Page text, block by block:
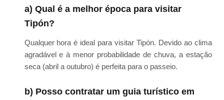
a) Qual é a melhor época para visitar
Tipón?
Qualquer hora é ideal para visitar Tipón. Devido ao clima
agradável e à menor probabilidade de chuva, a estação
seca (abril a outubro) é perfeita para o passeio.
b) Posso contratar um guia turístico em